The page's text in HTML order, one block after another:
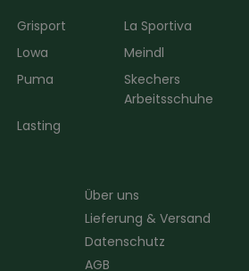
Grisport
La Sportiva
Lowa
Meindl
Puma
Skechers
Arbeitsschuhe
Lasting
Über uns
Lieferung & Versand
Datenschutz
AGB